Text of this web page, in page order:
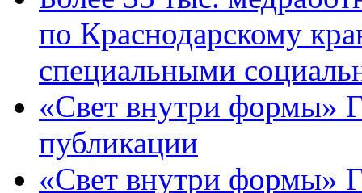
по Краснодарскому
специальными
«Свет внутри формы»
публикации
«Свет внутри формы»